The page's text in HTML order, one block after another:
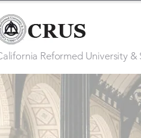
Reformed University &